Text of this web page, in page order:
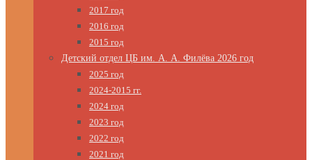
2017 год
2016 год
2015 год
Детский отдел ЦБ им. А. А. Филёва 2026 год
2025 год
2024-2015 гг.
2024 год
2023 год
2022 год
2021 год